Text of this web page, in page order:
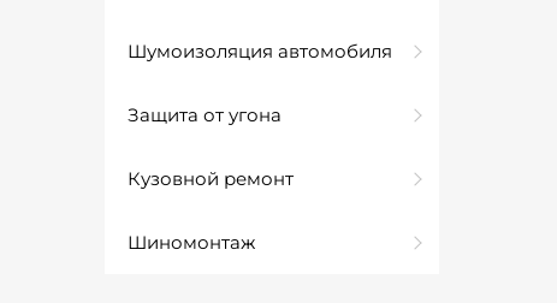
Шумоизоляция автомобиля
Защита от угона
Кузовной ремонт
Шиномонтаж